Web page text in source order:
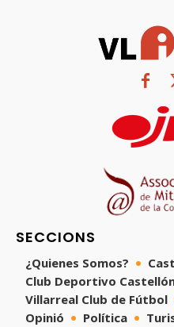
SECCIONS
¿Quienes Somos?
Club Deportivo
Villarreal Club de Fútbol
Opinió
Política